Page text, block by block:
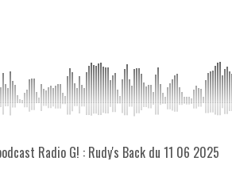
Radio G! : Rudy's Back du 11 06 2025